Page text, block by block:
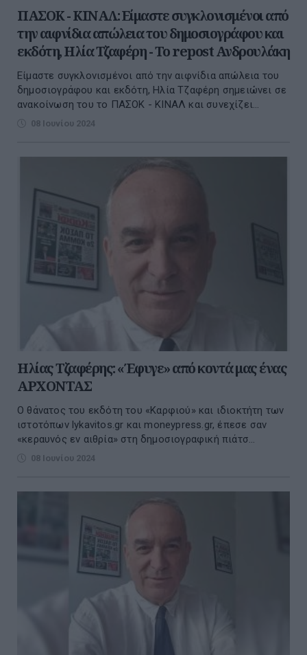
ΠΑΣΟΚ - ΚΙΝΑΛ: Είμαστε συγκλονισμένοι από
την αιφνίδια απώλεια του δημοσιογράφου και
εκδότη, Ηλία Τζαφέρη - Το repost Ανδρουλάκη
Είμαστε συγκλονισμένοι από την αιφνίδια απώλεια του
δημοσιογράφου και εκδότη, Ηλία Τζαφέρη σημειώνει σε
ανακοίνωση του το ΠΑΣΟΚ - ΚΙΝΑΛ και συνεχίζει...
08 Ιουνίου 2024
Ηλίας Τζαφέρης: «Έφυγε» από κοντά μας ένας
ΑΡΧΟΝΤΑΣ
Ο θάνατος του εκδότη του «Καρφιού» και ιδιοκτήτη των
ιστοτόπων lykavitos.gr και moneypress.gr, έπεσε σαν
«κεραυνός εν αιθρία» στη δημοσιογραφική πιάτσ...
08 Ιουνίου 2024